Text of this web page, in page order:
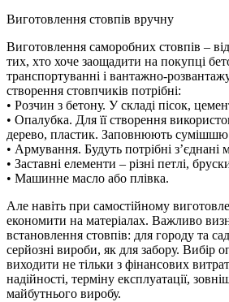
Виготовлення стовпів вручну
Виготовлення саморобних стовпів –
тих, хто хоче заощадити на покупці
транспортуванні і вантажно-
створення стовпчиків потрібні:
• Розчин з бетону. У складі пісок,
• Опалубка. Для її створення
дерево, пластик. Заповнюють сумішшю
• Армування. Будуть потрібні
• Заставні елементи – різні петлі,
• Машинне масло або плівка.
Але навіть при самостійному
економити на матеріалах. Важливо
встановлення стовпів: для городу та
серйозні вироби, як для забору. Вибір
виходити не тільки з фінансових
надійності, терміну експлуатації,
майбутнього виробу.